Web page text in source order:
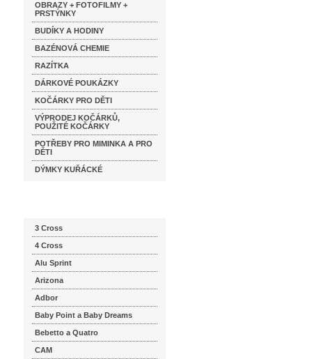
OBRAZY + FOTOFILMY +
PRSTÝNKY
BUDÍKY A HODINY
BAZÉNOVÁ CHEMIE
RAZÍTKA
DÁRKOVÉ POUKÁZKY
KOČÁRKY PRO DĚTI
VÝPRODEJ KOČÁRKŮ,
POUŽITÉ KOČÁRKY
POTŘEBY PRO MIMINKA A PRO
DĚTI
DÝMKY KUŘÁCKÉ
3 Cross
4 Cross
Alu Sprint
Arizona
Adbor
Baby Point a Baby Dreams
Bebetto a Quatro
CAM